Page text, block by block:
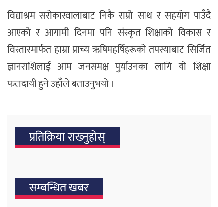
विद्याश्रम सरोकारवालाबाट निकै राम्रो साथ र सहयोग पाउँदै
आएको र आगामी दिनमा पनि संस्कृत शिक्षाको विकास र
विस्तारमार्फत हाम्रा प्राच्य ऋषिमहर्षिहरूको तपस्याबाट सिर्जित
ज्ञानराशिलाई आम जनसमक्ष पुर्याउनका लागि यो शिक्षा
फलदायी हुने उहाँले बताउनुभयो ।
प्रतिक्रिया राख्‍नुहोस्
सम्बन्धित खबर